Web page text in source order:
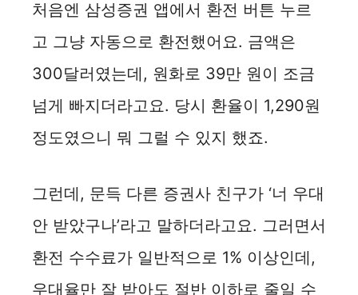
처음엔 삼성증권 앱에서 환전 버튼 누르
고 그냥 자동으로 환전했어요. 금액은
300달러였는데, 원화로 39만 원이 조금
넘게 빠지더라고요. 당시 환율이 1,290원
정도였으니 뭐 그럴 수 있지 했죠.
그런데, 문득 다른 증권사 친구가 ‘너 우대
안 받았구나’라고 말하더라고요. 그러면서
환전 수수료가 일반적으로 1% 이상인데,
우대율만 잘 받아도 절반 이하로 줄일 수